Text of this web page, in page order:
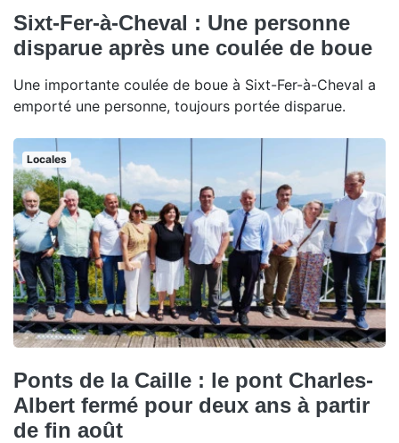
Sixt-Fer-à-Cheval : Une personne
disparue après une coulée de boue
Une importante coulée de boue à Sixt-Fer-à-Cheval a
emporté une personne, toujours portée disparue.
Locales
Ponts de la Caille : le pont Charles-
Albert fermé pour deux ans à partir
de fin août